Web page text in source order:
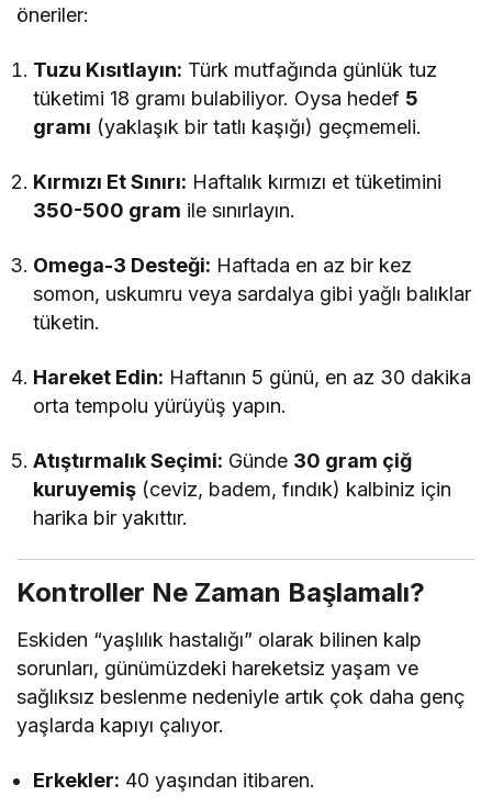
öneriler:
Tuzu Kısıtlayın: Türk mutfağında günlük tuz
tüketimi 18 gramı bulabiliyor. Oysa hedef 5
gramı (yaklaşık bir tatlı kaşığı) geçmemeli.
Kırmızı Et Sınırı: Haftalık kırmızı et tüketimini
350-500 gram ile sınırlayın.
Omega-3 Desteği: Haftada en az bir kez
somon, uskumru veya sardalya gibi yağlı balıklar
tüketin.
Hareket Edin: Haftanın 5 günü, en az 30 dakika
orta tempolu yürüyüş yapın.
Atıştırmalık Seçimi: Günde 30 gram çiğ
kuruyemiş (ceviz, badem, fındık) kalbiniz için
harika bir yakıttır.
Kontroller Ne Zaman Başlamalı?
Eskiden “yaşlılık hastalığı” olarak bilinen kalp
sorunları, günümüzdeki hareketsiz yaşam ve
sağlıksız beslenme nedeniyle artık çok daha genç
yaşlarda kapıyı çalıyor.
Erkekler: 40 yaşından itibaren.